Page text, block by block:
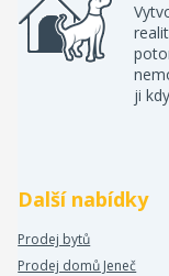
ji
Další nabídky
Prodej bytů
Prodej domů Jeneč